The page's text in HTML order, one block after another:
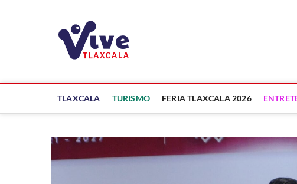
TLAXCALA TURISMO FERIA TLAXCALA 2026